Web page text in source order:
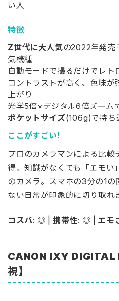
い人
特徴
Z世代に大人気の2022年発売
気機種
自動モードで撮るだけでレト
コントラストが高く、色味が
上がり
光学5倍×デジタル6倍ズーム
ポケットサイズ(106g)で持ち
ここがすごい!
プロのカメラマンによる比
得。知識がなくても「エモい
のカメラ。スマホの3分の1
ない日常が印象的に切り取れ
コスパ: ◎ |携帯性: ◎ | エモ
CANON IXY DIGITAL
視】